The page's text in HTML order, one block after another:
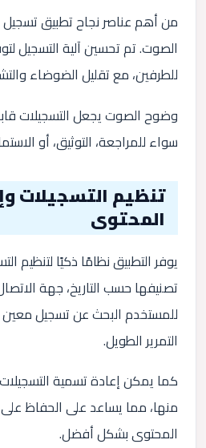
من أهم عناصر نجاح تطبيق
الصوت. تم تحسين آلية التسجيل
للطرفين، مع تقليل الضوضاء
وضوح الصوت يجعل التسجيلات
سواء للمراجعة، التوثيق، أو
تنظيم التسجيلات
المحتوى
يوفر التطبيق نظامًا ذكيًا لتنظيم
تصنيفها حسب التاريخ، جهة
للمستخدم البحث عن تسجيل معين
التمرير الطويل.
كما يمكن إعادة تسمية
منها، مما يساعد على الحفاظ
المحتوى بشكل أفضل.